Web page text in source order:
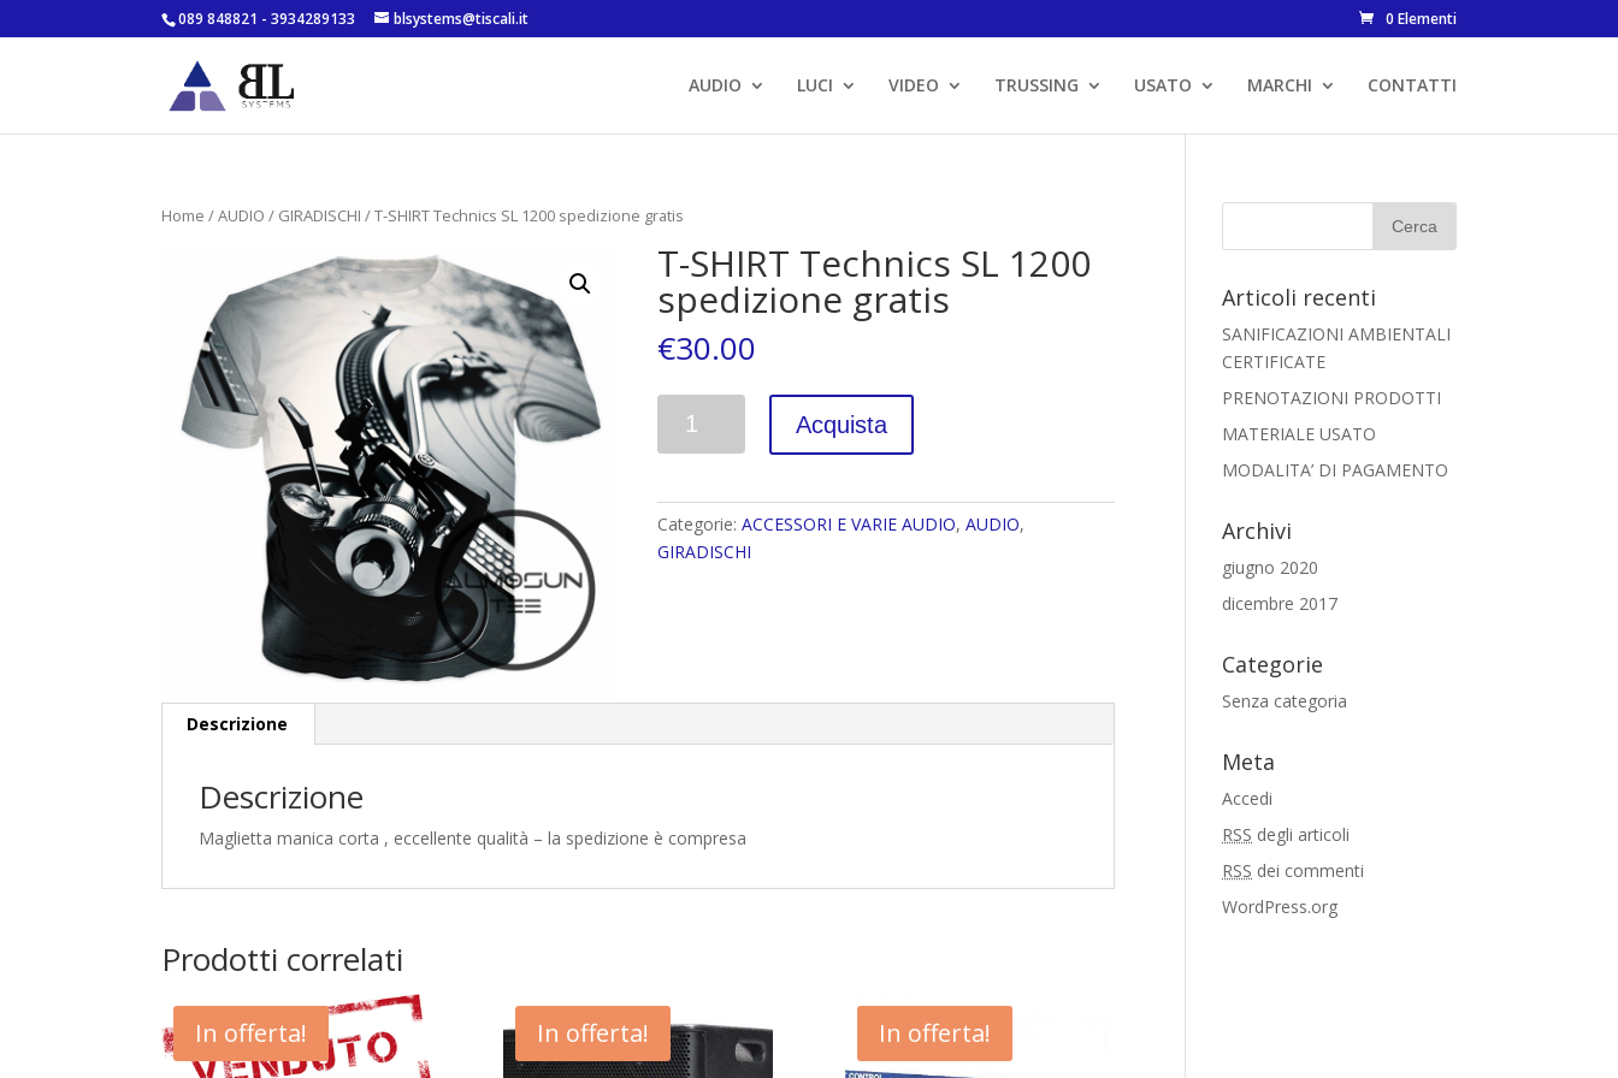
089 848821 - 3934289133 blsystems@tiscali.it 0 Elementi
AUDIO LUCI VIDEO TRUSSING USATO MARCHI CONTATTI
Home /AUDIO / GIRADISCHI / T-SHIRT Technics SL 1200 spedizione gratis
T-SHIRT Technics SL 1200
spedizione gratis
€30.00
Acquista
Categorie:ACCESSORI E VARIE AUDIO,AUDIO,
GIRADISCHI
Descrizione
Descrizione
Maglietta manica corta , eccellente qualità – la spedizione è compresa
Prodotti correlati
In offerta! In offerta! In offerta!
Articoli recenti
SANIFICAZIONI AMBIENTALI
CERTIFICATE
PRENOTAZIONI PRODOTTI
MATERIALE USATO
MODALITA’ DI PAGAMENTO
Archivi
giugno 2020
dicembre 2017
Categorie
Senza categoria
Meta
Accedi
RSS degli articoli
RSS dei commenti
WordPress.org